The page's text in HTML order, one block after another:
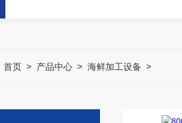
首页> 产品中心> 海鲜加工设备 >